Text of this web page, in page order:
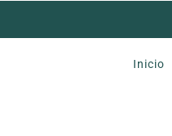
Inicio